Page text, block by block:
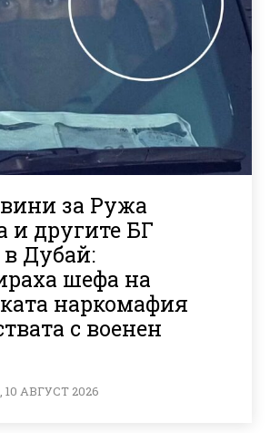
за Ружа
и другите БГ
Дубай:
шефа на
наркомафия
с военен
АВГУСТ 2026